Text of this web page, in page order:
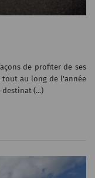
de profiter de ses
tout au long de l'année
(...)